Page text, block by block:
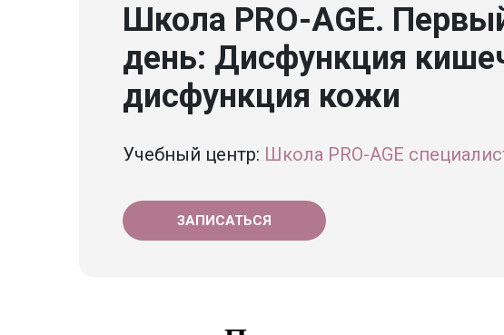
Школа PRO-AGE.
день: Дисфункция
дисфункция кожи
Учебный центр: Школа PRO-AGE
ЗАПИСАТЬСЯ